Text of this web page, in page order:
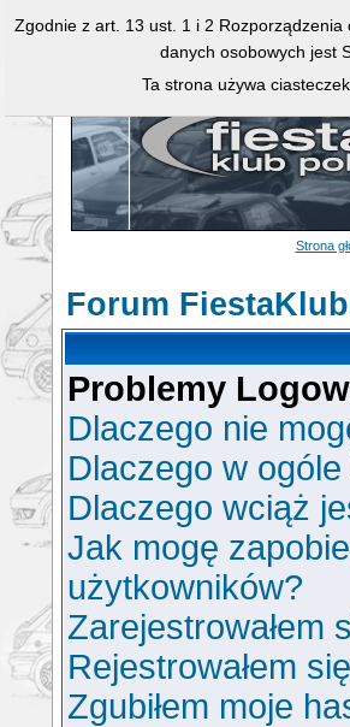
Strona
Forum
Problemy
Dlaczego nie
Dlaczego w
Dlaczego wciąż
Jak mogę
użytkowników?
Zarejestrowałem
Rejestrowałem
Zgubiłem moje
Zgodnie z art. 13 ust. 1 i 2
danych osobowych jest
Ta strona używa